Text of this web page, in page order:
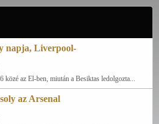
napja, Liverpool-
az El-ben, miután a Besiktas ledolgozta...
az Arsenal